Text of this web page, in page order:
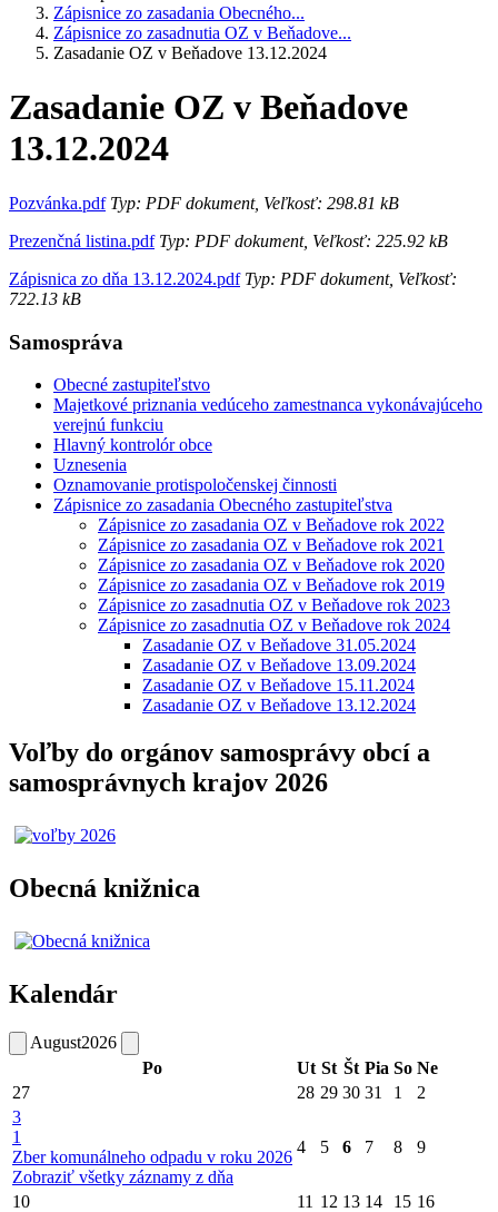
Zápisnice zo zasadania Obecného...
Zápisnice zo zasadnutia OZ v Beňadove...
Zasadanie OZ v Beňadove 13.12.2024
Zasadanie OZ v Beňadove
13.12.2024
Pozvánka.pdfTyp: PDF dokument, Veľkosť: 298.81 kB
Prezenčná listina.pdfTyp: PDF dokument, Veľkosť: 225.92 kB
Zápisnica zo dňa 13.12.2024.pdfTyp: PDF dokument, Veľkosť:
722.13 kB
Samospráva
Obecné zastupiteľstvo
Majetkové priznania vedúceho zamestnanca vykonávajúceho
verejnú funkciu
Hlavný kontrolór obce
Uznesenia
Oznamovanie protispoločenskej činnosti
Zápisnice zo zasadania Obecného zastupiteľstva
Zápisnice zo zasadania OZ v Beňadove rok 2022
Zápisnice zo zasadania OZ v Beňadove rok 2021
Zápisnice zo zasadania OZ v Beňadove rok 2020
Zápisnice zo zasadania OZ v Beňadove rok 2019
Zápisnice zo zasadnutia OZ v Beňadove rok 2023
Zápisnice zo zasadnutia OZ v Beňadove rok 2024
Zasadanie OZ v Beňadove 31.05.2024
Zasadanie OZ v Beňadove 13.09.2024
Zasadanie OZ v Beňadove 15.11.2024
Zasadanie OZ v Beňadove 13.12.2024
Voľby do orgánov samosprávy obcí a
samosprávnych krajov 2026
Obecná knižnica
Kalendár
August2026
Po
Ut St Št Pia So Ne
27
28 29 30 31 1
2
3
1
Zber komunálneho odpadu v roku 2026
Zobraziť všetky záznamy z dňa
4 5 6 7 8 9
10 11 12 13 14 15 16